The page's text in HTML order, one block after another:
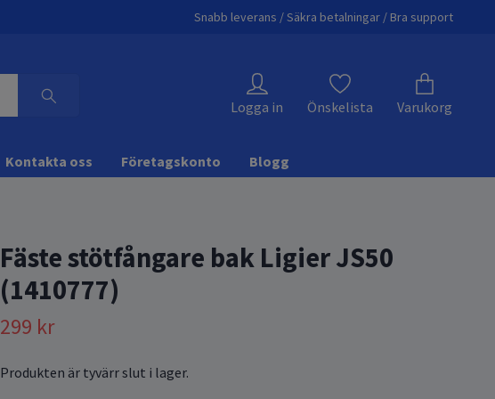
Snabb leverans / Säkra betalningar / Bra support
Logga in Önskelista Varukorg
Kontakta oss Företagskonto Blogg
Fäste stötfångare bak Ligier JS50
(1410777)
299 kr
Produkten är tyvärr slut i lager.